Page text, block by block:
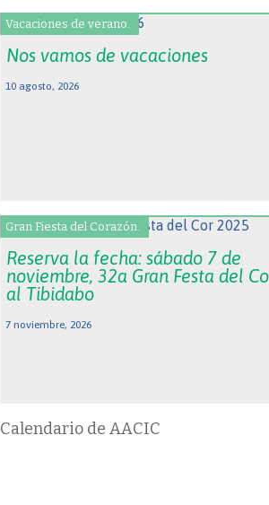
Vacaciones de verano.
Nos vamos de vacaciones
10 agosto, 2026
Gran Fiesta del Corazón.
Reserva la fecha: sábado 7 de
noviembre, 32a Gran Festa del
al Tibidabo
7 noviembre, 2026
Calendario de AACIC